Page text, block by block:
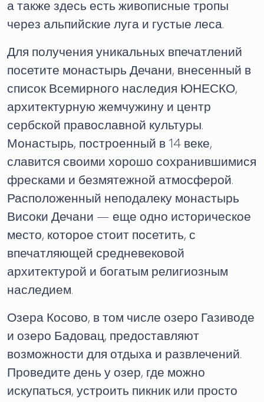
а также здесь есть живописные тропы
через альпийские луга и густые леса.
Для получения уникальных впечатлений
посетите монастырь Дечани, внесенный в
список Всемирного наследия ЮНЕСКО,
архитектурную жемчужину и центр
сербской православной культуры.
Монастырь, построенный в 14 веке,
славится своими хорошо сохранившимися
фресками и безмятежной атмосферой.
Расположенный неподалеку монастырь
Високи Дечани — еще одно историческое
место, которое стоит посетить, с
впечатляющей средневековой
архитектурой и богатым религиозным
наследием.
Озера Косово, в том числе озеро Газиводе
и озеро Бадовац, предоставляют
возможности для отдыха и развлечений.
Проведите день у озер, где можно
искупаться, устроить пикник или просто